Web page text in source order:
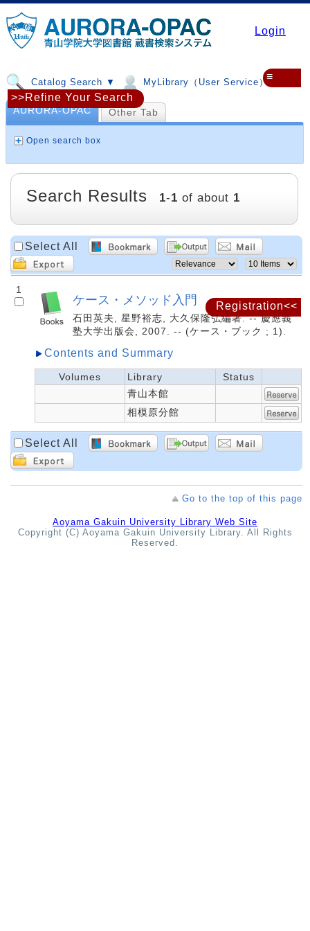
Login
Catalog Search ▼ MyLibrary（User Service）▼
≡
Registration<<
AURORA-OPAC Other Tab
Open search box
>>Refine Your Search
Search Results 1-1 of about 1
Select All
1
ケース・メソッド入門
石田英夫, 星野裕志, 大久保隆弘編著. -- 慶應義
塾大学出版会, 2007. -- (ケース・ブック ; 1).
Contents and Summary
Volumes Library
Status
青山本館
相模原分館
Select All
Go to the top of this page
Aoyama Gakuin University Library Web Site
Copyright (C) Aoyama Gakuin University Library. All Rights
Reserved.